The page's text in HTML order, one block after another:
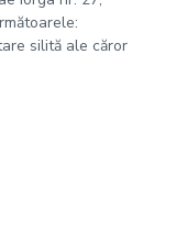
silită ale căror